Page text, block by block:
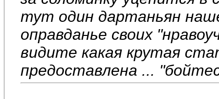
тут один дартаньян
оправданье своих
видите какая крутая
предоставлена ...